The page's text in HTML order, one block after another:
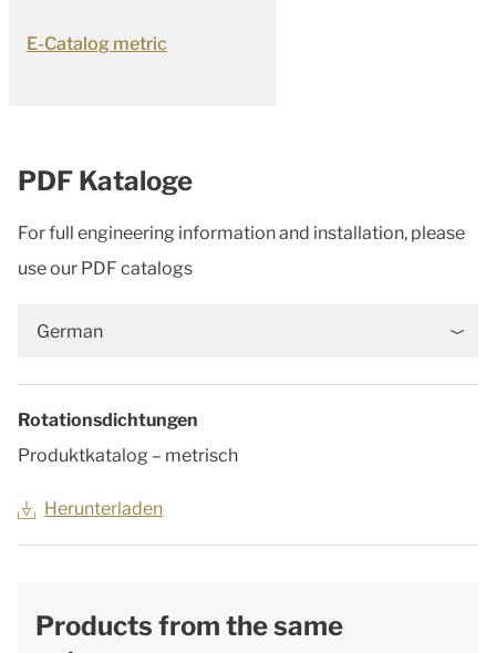
E-Catalog metric
PDF Kataloge
For full engineering information and installation, please
use our PDF catalogs
German
Rotationsdichtungen
Produktkatalog – metrisch
Herunterladen
Products from the same